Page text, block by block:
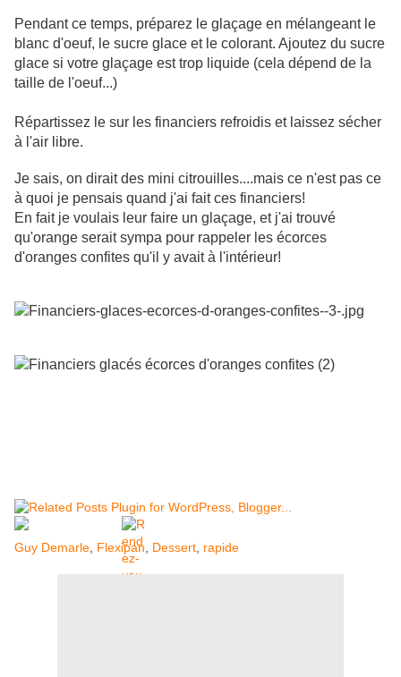
Pendant ce temps, préparez le glaçage en mélangeant le
blanc d'oeuf, le sucre glace et le colorant. Ajoutez du sucre
glace si votre glaçage est trop liquide (cela dépend de la
taille de l'oeuf...)
Répartissez le sur les financiers refroidis et laissez sécher
à l'air libre.
Je sais, on dirait des mini citrouilles....mais ce n'est pas ce
à quoi je pensais quand j'ai fait ces financiers!
En fait je voulais leur faire un glaçage, et j'ai trouvé
qu'orange serait sympa pour rappeler les écorces
d'oranges confites qu'il y avait à l'intérieur!
Guy Demarle Flexipan Dessert rapide